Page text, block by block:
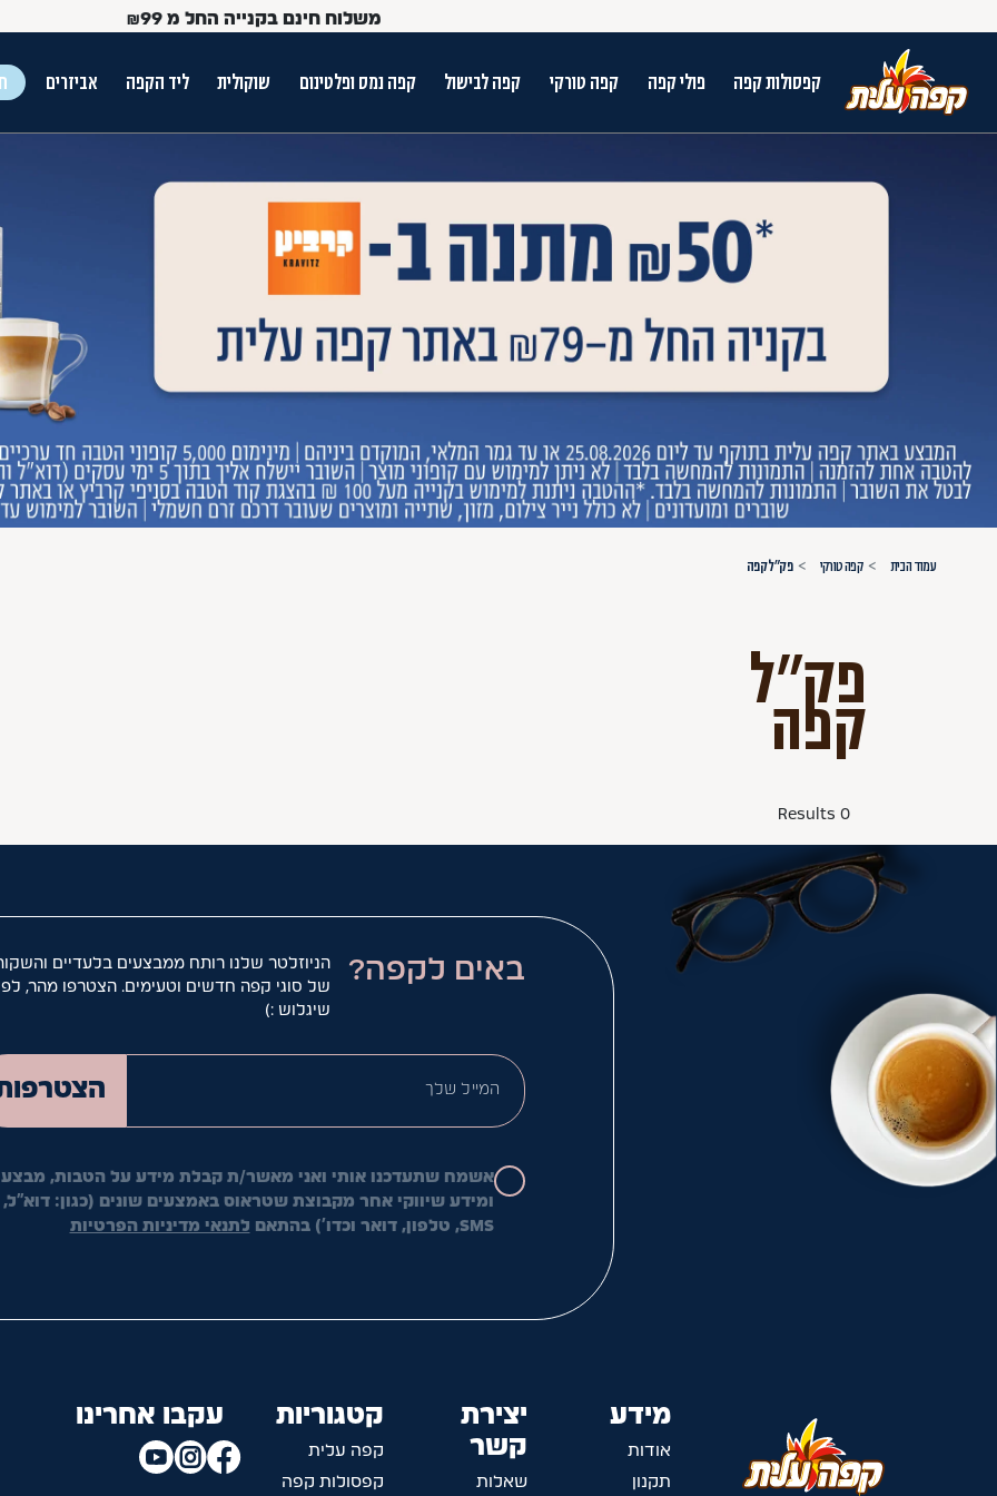
משלוח חינם בקנייה החל מ ₪99
קפסולות קפה פולי קפה קפה טורקי קפה לבישול קפה נמס ופלטינום שוקולית ליד הקפה אביזרים
עמוד הבית קפה טורקי פק"ל קפה
פק"ל
קפה
0 Results
באים לקפה?
הניוזלטר שלנו רותח ממבצעים בלעדיים
של סוגי קפה חדשים וטעימים. הצטרפו מהר,
שיגלוש :)
אשמח שתעדכנו אותי ואני מאשר/ת קבלת מידע על הטבות,
ומידע שיווקי אחר מקבוצת שטראוס באמצעים שונים (כגון: דוא"ל,
SMS, טלפון, דואר וכדו') בהתאם
לתנאי מדיניות הפרטיות
מידע
אודות
תקנון
יצירת
קשר
שאלות
קטגוריות
קפה עלית
קפסולות קפה
עקבו אחרינו